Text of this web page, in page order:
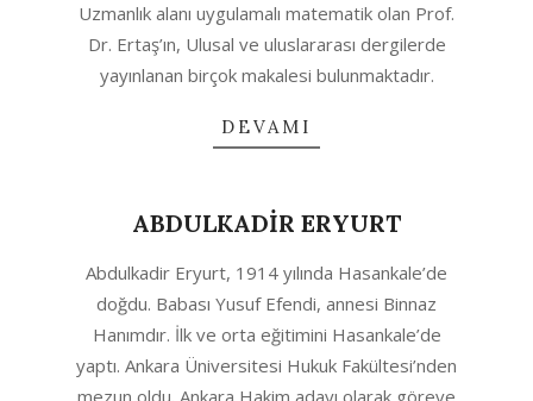
Uzmanlık alanı uygulamalı matematik olan Prof.
Dr. Ertaş’ın, Ulusal ve uluslararası dergilerde
yayınlanan birçok makalesi bulunmaktadır.
DEVAMI
ABDULKADİR ERYURT
10-
Abdulkadir Eryurt, 1914 yılında Hasankale’de
doğdu. Babası Yusuf Efendi, annesi Binnaz
Hanımdır. İlk ve orta eğitimini Hasankale’de
yaptı. Ankara Üniversitesi Hukuk Fakültesi’nden
mezun oldu. Ankara Hakim adayı olarak göreve